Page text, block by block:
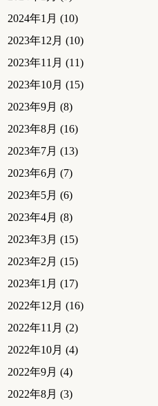
2024年1月 (10)
2023年12月 (10)
2023年11月 (11)
2023年10月 (15)
2023年9月 (8)
2023年8月 (16)
2023年7月 (13)
2023年6月 (7)
2023年5月 (6)
2023年4月 (8)
2023年3月 (15)
2023年2月 (15)
2023年1月 (17)
2022年12月 (16)
2022年11月 (2)
2022年10月 (4)
2022年9月 (4)
2022年8月 (3)